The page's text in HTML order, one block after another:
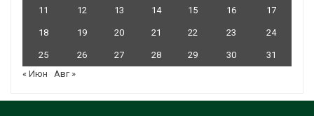
11 12 13 14 15 16 17
18 19 20 21 22 23 24
25 26 27 28 29 30
31
« Июн
Авг »